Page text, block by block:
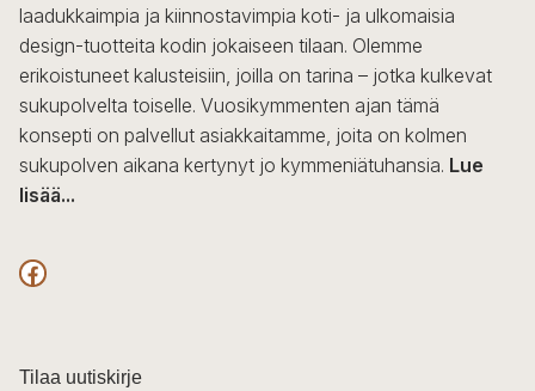
laadukkaimpia ja kiinnostavimpia koti- ja ulkomaisia
design-tuotteita kodin jokaiseen tilaan. Olemme
erikoistuneet kalusteisiin, joilla on tarina – jotka kulkevat
sukupolvelta toiselle. Vuosikymmenten ajan tämä
konsepti on palvellut asiakkaitamme, joita on kolmen
sukupolven aikana kertynyt jo kymmeniätuhansia. Lue
lisää...
F
c
Tilaa uutiskirje